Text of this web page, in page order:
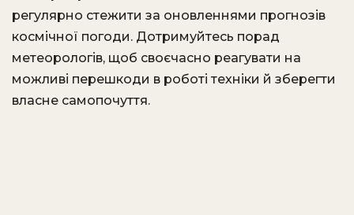
регулярно стежити за оновленнями прогнозів
космічної погоди. Дотримуйтесь порад
метеорологів, щоб своєчасно реагувати на
можливі перешкоди в роботі техніки й зберегти
власне самопочуття.